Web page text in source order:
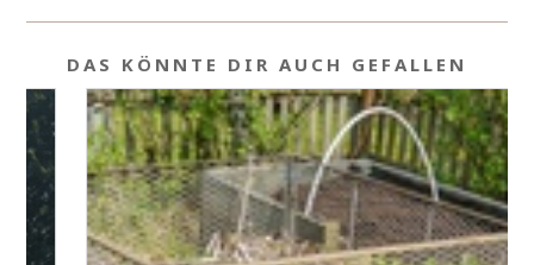
DAS KÖNNTE DIR AUCH GEFALLEN